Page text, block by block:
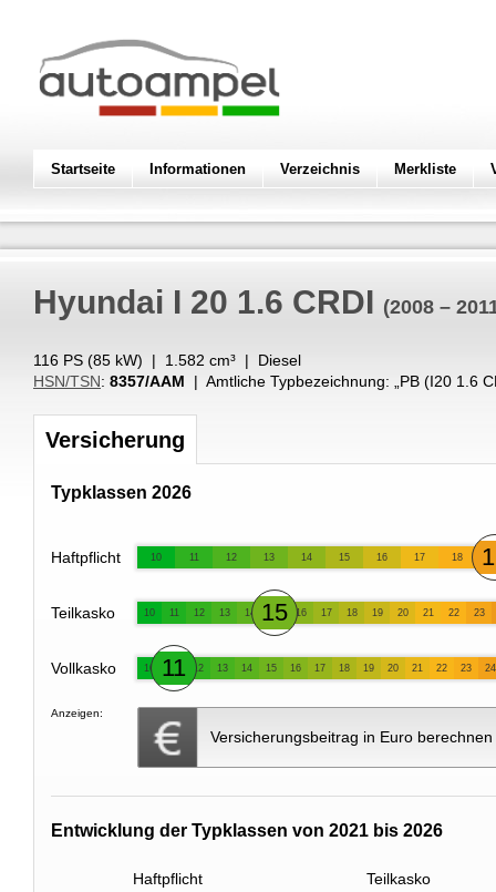
Startseite Informationen Verzeichnis Merkliste
Hyundai I 20 1.6 CRDI (2008 –
116 PS (85 kW) | 1.582 cm³ | Diesel
HSN/TSN: 8357/AAM | Amtliche Typbezeichnung: „ PB (I20 1.6
Versicherung
Typklassen 2026
Haftpflicht 10 11 12 13 14 15 16 17 18
Teilkasko 10 11 12 13 14 15 16 17 18 19 20 21 22 23
Vollkasko 10 11 12 13 14 15 16 17 18 19 20 21 22 23 24
Anzeigen:
Versicherungsbeitrag in Euro berechnen
Entwicklung der Typklassen von 2021 bis 2026
Haftpflicht Teilkasko